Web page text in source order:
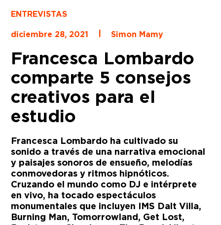
ENTREVISTAS
diciembre 28, 2021
Simon Mamy
Francesca Lombardo
comparte 5 consejos
creativos para el
estudio
Francesca Lombardo ha cultivado su
sonido a través de una narrativa emocional
y paisajes sonoros de ensueño, melodías
conmovedoras y ritmos hipnóticos.
Cruzando el mundo como DJ e intérprete
en vivo, ha tocado espectáculos
monumentales que incluyen IMS Dalt Villa,
Burning Man, Tomorrowland, Get Lost,